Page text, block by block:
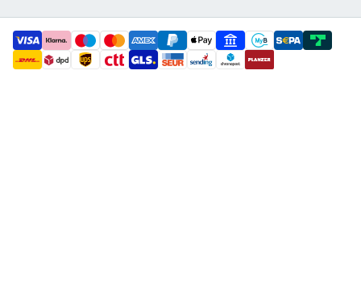
payment methods
shipment methods